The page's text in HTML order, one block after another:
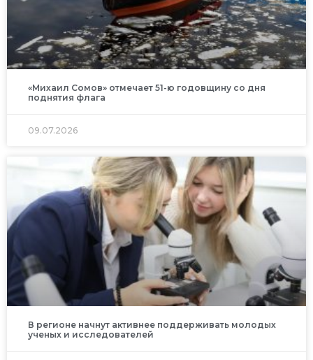
«Михаил Сомов» отмечает 51-ю годовщину со дня
поднятия флага
09.07.2026
В регионе начнут активнее поддерживать молодых
ученых и исследователей